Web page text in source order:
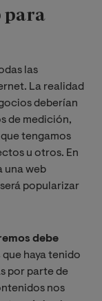
para
las
La realidad
deberían
de medición,
tengamos
u otros. En
una web
popularizar
debe
que haya tenido
por parte de
nos